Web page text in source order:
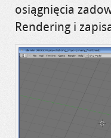
osiągnięcia
Rendering i